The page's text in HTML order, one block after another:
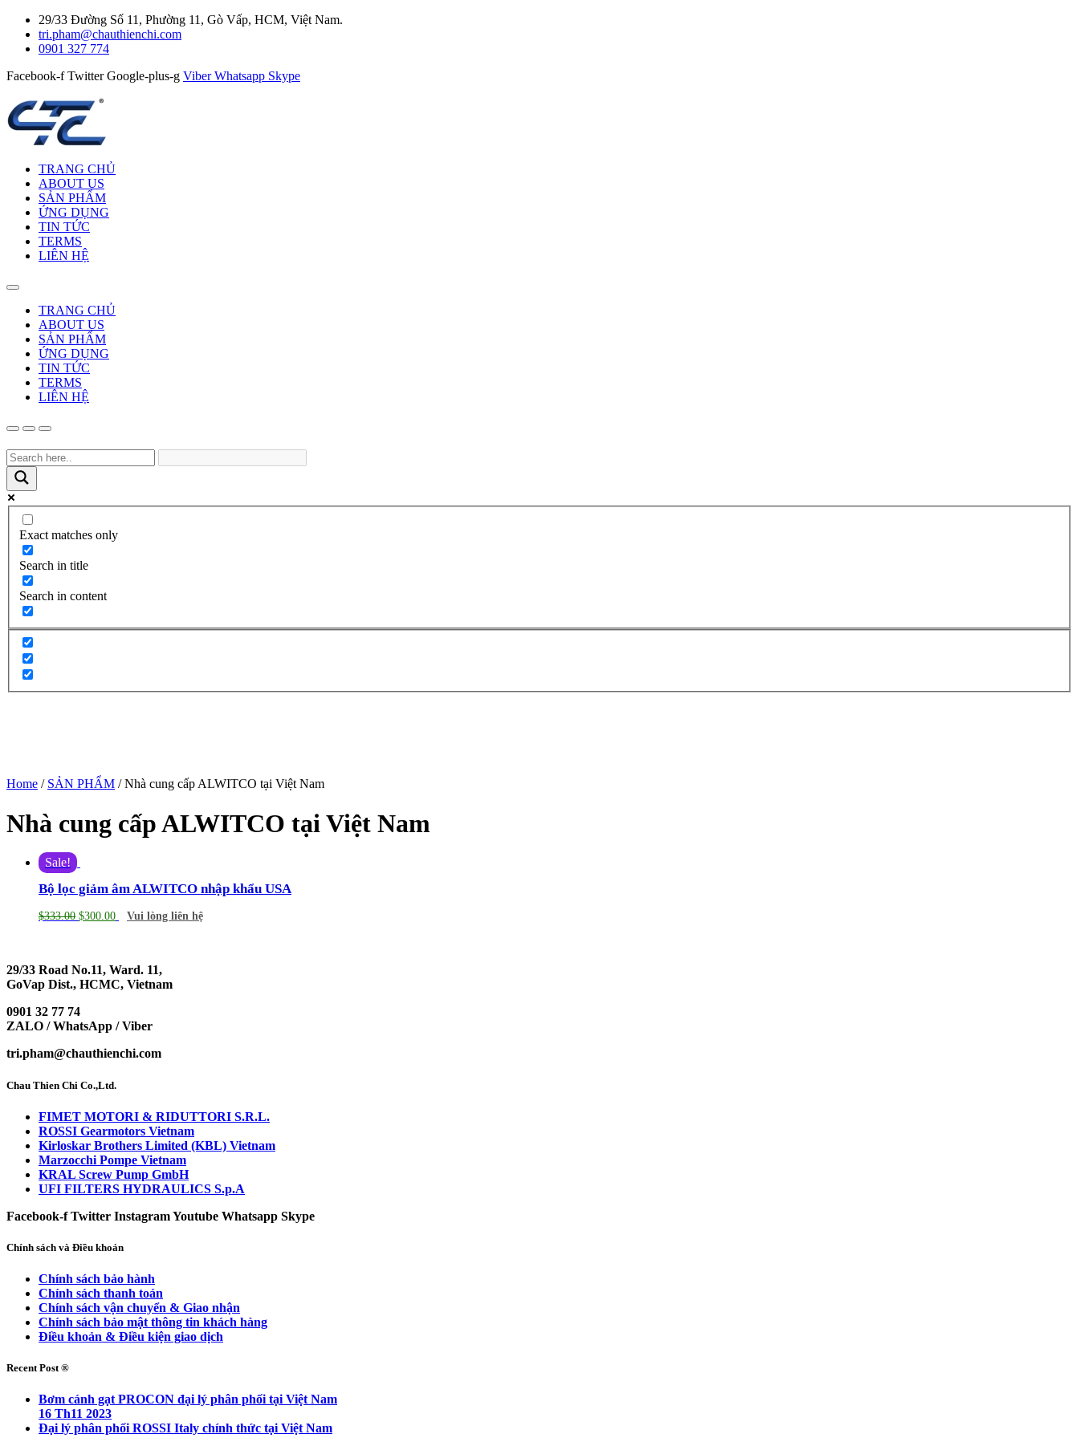
29/33 Đường Số 11, Phường 11, Gò Vấp, HCM, Việt Nam.
tri.pham@chauthienchi.com
0901 327 774
Facebook-f Twitter Google-plus-g Viber Whatsapp Skype
TRANG CHỦ
ABOUT US
SẢN PHẨM
ỨNG DỤNG
TIN TỨC
TERMS
LIÊN HỆ
TRANG CHỦ
ABOUT US
SẢN PHẨM
ỨNG DỤNG
TIN TỨC
TERMS
LIÊN HỆ
Exact matches only
Search in title
Search in content
Home / SẢN PHẨM / Nhà cung cấp ALWITCO tại Việt Nam
Nhà cung cấp ALWITCO tại Việt Nam
Sale!
Bộ lọc giảm âm ALWITCO nhập khẩu USA
$333.00 $300.00 Vui lòng liên hệ
29/33 Road No.11, Ward. 11,
GoVap Dist., HCMC, Vietnam
0901 32 77 74
ZALO / WhatsApp / Viber
tri.pham@chauthienchi.com
Chau Thien Chi Co.,Ltd.
FIMET MOTORI & RIDUTTORI S.R.L.
ROSSI Gearmotors Vietnam
Kirloskar Brothers Limited (KBL) Vietnam
Marzocchi Pompe Vietnam
KRAL Screw Pump GmbH
UFI FILTERS HYDRAULICS S.p.A
Facebook-f Twitter InstagramYoutube Whatsapp Skype
Chính sách và Điều khoản
Chính sách bảo hành
Chính sách thanh toán
Chính sách vận chuyển & Giao nhận
Chính sách bảo mật thông tin khách hàng
Điều khoản & Điều kiện giao dịch
Recent Post ®
Bơm cánh gạt PROCON đại lý phân phối tại Việt Nam
16 Th11 2023
Đại lý phân phối ROSSI Italy chính thức tại Việt Nam